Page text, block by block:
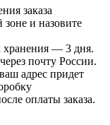
заказа
зоне и назовите
хранения — 3 дня.
почту России.
адрес придет
оплаты заказа.